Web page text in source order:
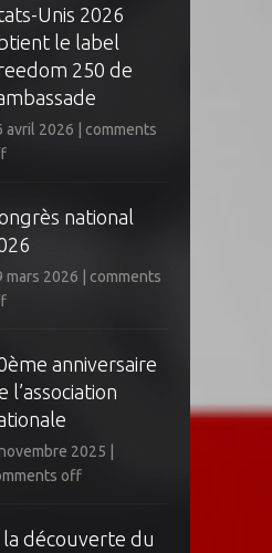
Unis 2026
le label
250 de
avril 2026
comments
national
mars 2026
comments
anniversaire
l’association
2025
off
la découverte du